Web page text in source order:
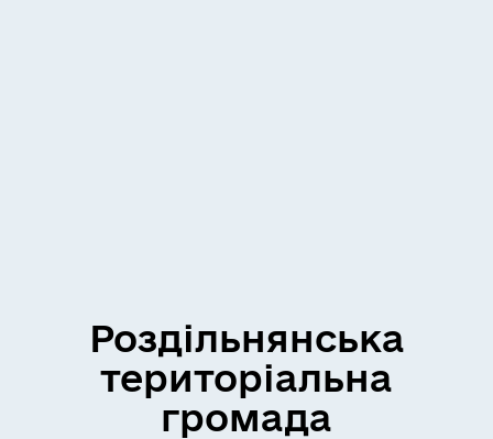
Роздільнянська
територіальна
громада